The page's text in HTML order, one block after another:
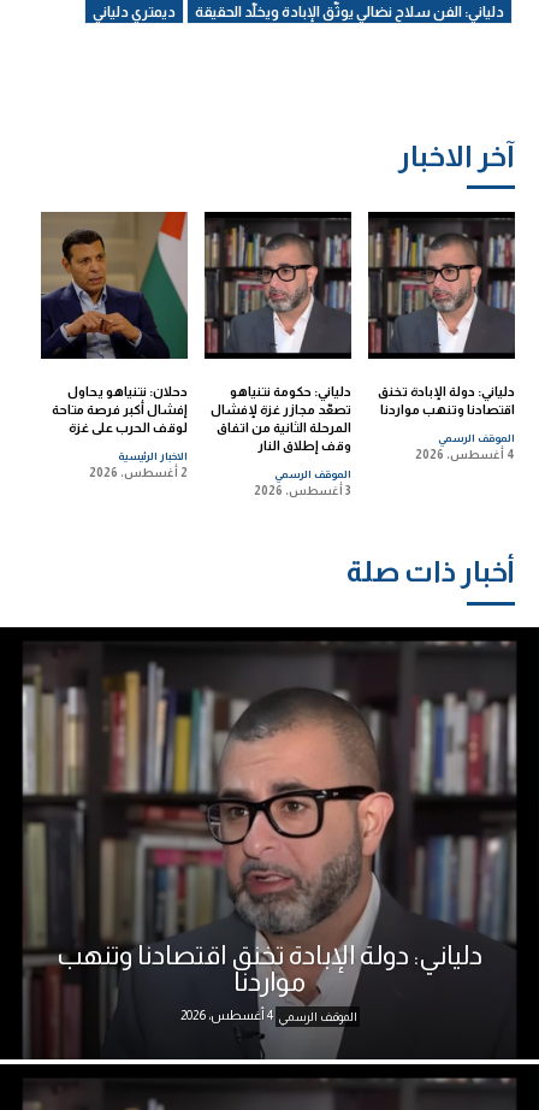
آخر الاخبار
دلياني: دولة الإبادة تخنق
اقتصادنا وتنهب مواردنا
الموقف الرسمي
4 أغسطس، 2026
دلياني: حكومة نتنياهو
تصعّد مجازر غزة لإفشال
المرحلة الثانية من اتفاق
وقف إطلاق النار
الموقف الرسمي
3 أغسطس، 2026
دحلان: نتنياهو يحاول
إفشال أكبر فرصة متاحة
لوقف الحرب على غزة
الاخبار الرئيسية
2 أغسطس، 2026
دلياني: الفن سلاح نضالي يوثّق الإبادة ويخلّد الحقيقة ديمتري دلياني
أخبار ذات صلة
دلياني: دولة الإبادة تخنق اقتصادنا وتنهب
مواردنا
الموقف الرسمي 4 أغسطس، 2026